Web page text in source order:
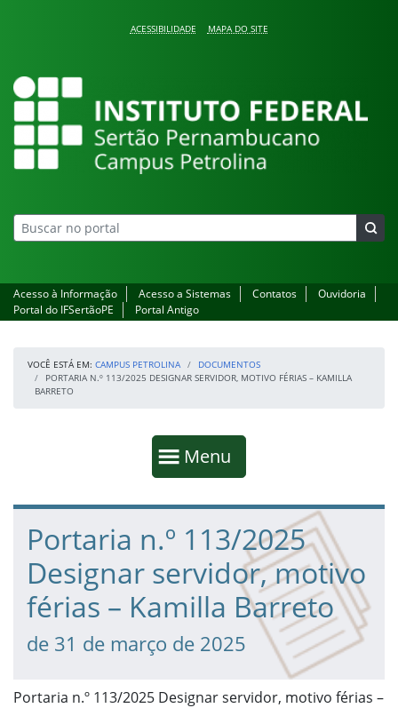
ACESSIBILIDADE MAPA DO SITE
Campus Petrolina
Acesso à Informação Acesso a Sistemas Contatos
Ouvidoria
Portal do IFSertãoPE
Portal Antigo
VOCÊ ESTÁ EM: CAMPUS PETROLINA
DOCUMENTOS
PORTARIA N.º 113/2025 DESIGNAR SERVIDOR, MOTIVO FÉRIAS – KAMILLA
BARRETO
Mostrar
Menu
Fim da navegação
Início do conteúdo
Portaria n.º 113/2025
Designar servidor, motivo
férias – Kamilla Barreto
de 31 de março de 2025
Portaria n.º 113/2025 Designar servidor, motivo férias –